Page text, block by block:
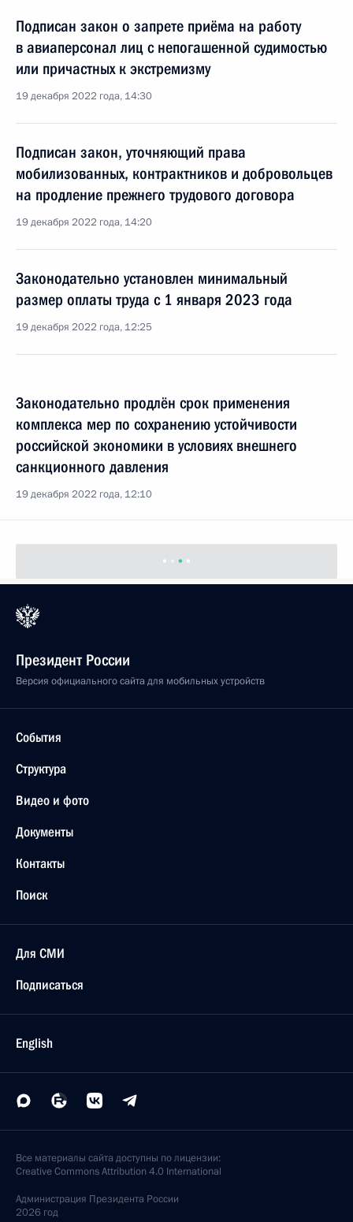
Подписан закон о запрете приёма на работу
в авиаперсонал лиц с непогашенной судимостью
или причастных к экстремизму
19 декабря 2022 года, 14:30
Подписан закон, уточняющий права
мобилизованных, контрактников и добровольцев
на продление прежнего трудового договора
19 декабря 2022 года, 14:20
Законодательно установлен минимальный
размер оплаты труда с 1 января 2023 года
19 декабря 2022 года, 12:25
Законодательно продлён срок применения
комплекса мер по сохранению устойчивости
российской экономики в условиях внешнего
санкционного давления
19 декабря 2022 года, 12:10
Президент России
Версия официального сайта для мобильных устройств
События
Структура
Видео и фото
Документы
Контакты
Поиск
Для СМИ
Подписаться
English
Все материалы сайта доступны по лицензии:
Creative Commons Attribution 4.0 International
Администрация Президента России
2026 год